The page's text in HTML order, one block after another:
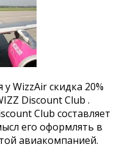
WizzAir скидка 20%
Discount Club .
Club составляет
его оформлять в
авиакомпанией.